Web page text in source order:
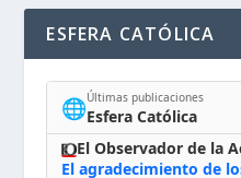
ESFERA CATÓLICA
🌐Últimas publicaciones
Esfera Católica
El Observador de la